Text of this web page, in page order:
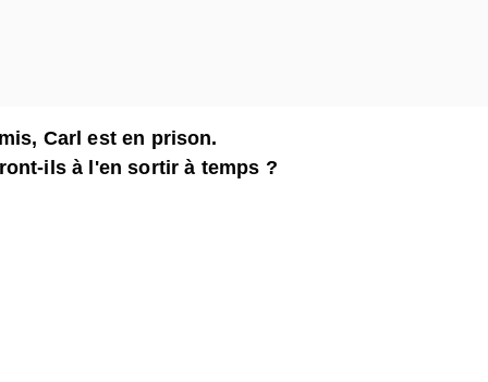
Carl est en prison.
ils à l'en sortir à temps ?